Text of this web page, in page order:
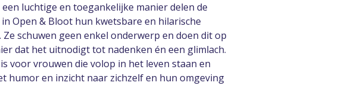
een luchtige en toegankelijke manier delen de
Open & Bloot hun kwetsbare en hilarische
Ze schuwen geen enkel onderwerp en doen dit op
dat het uitnodigt tot nadenken én een glimlach.
voor vrouwen die volop in het leven staan en
humor en inzicht naar zichzelf en hun omgeving